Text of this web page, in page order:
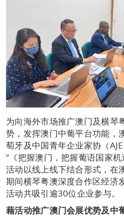
为向海外市场推广澳门及横琴
势，发挥澳门中葡平台功能，
萄牙及中国青年企业家协（
“《把握澳门，把握葡语国家机
活动以线上线下结合形式，在
期间横琴粤澳深度合作区经济
活动共吸引逾30位企业参与。
藉活动推广澳门会展优势及中